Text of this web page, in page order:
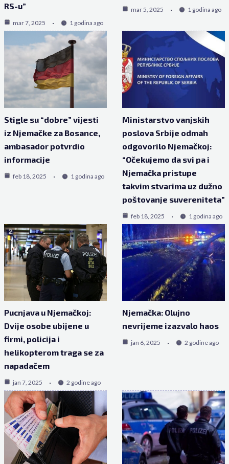
RS-u”
mar 7, 2025 1 godina ago
mar 5, 2025 1 godina ago
Stigle su “dobre” vijesti
iz Njemačke za Bosance,
ambasador potvrdio
informacije
feb 18, 2025 1 godina ago
Ministarstvo vanjskih
poslova Srbije odmah
odgovorilo Njemačkoj:
“Očekujemo da svi pa i
Njemačka pristupe
takvim stvarima uz dužno
poštovanje suvereniteta”
feb 18, 2025 1 godina ago
Pucnjava u Njemačkoj:
Dvije osobe ubijene u
firmi, policija i
helikopterom traga se za
napadačem
jan 7, 2025 2 godine ago
Njemačka: Olujno
nevrijeme izazvalo haos
jan 6, 2025 2 godine ago